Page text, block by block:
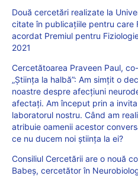
Două cercetări realizate la
citate în publicațiile pentru care
acordat Premiul pentru
2021
Cercetătoarea Praveen Paul,
„Știința la halbă”: Am simțit o
noastre despre afecțiuni
afectați. Am început prin a
laboratorul nostru. Când am
atribuie oamenii acestor
ce nu ducem noi știința la ei?
Consiliul Cercetării are o nouă
Babeș, cercetător în